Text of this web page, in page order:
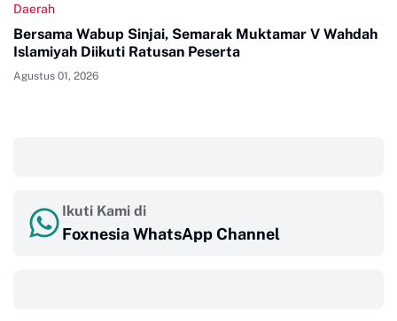
Daerah
Bersama Wabup Sinjai, Semarak Muktamar V Wahdah
Islamiyah Diikuti Ratusan Peserta
Agustus 01, 2026
Ikuti Kami di
Foxnesia WhatsApp Channel